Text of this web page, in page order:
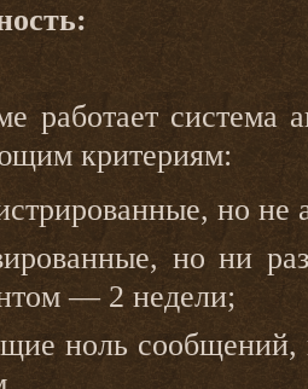
работает система
критериям:
но
но ни
— 2 недели;
ноль сообщений,